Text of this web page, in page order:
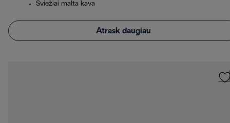
Šviežiai malta kava
Atrask daugiau